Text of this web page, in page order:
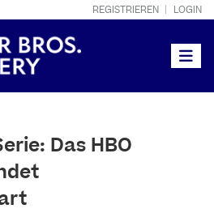
REGISTRIEREN LOGIN
Das HBO